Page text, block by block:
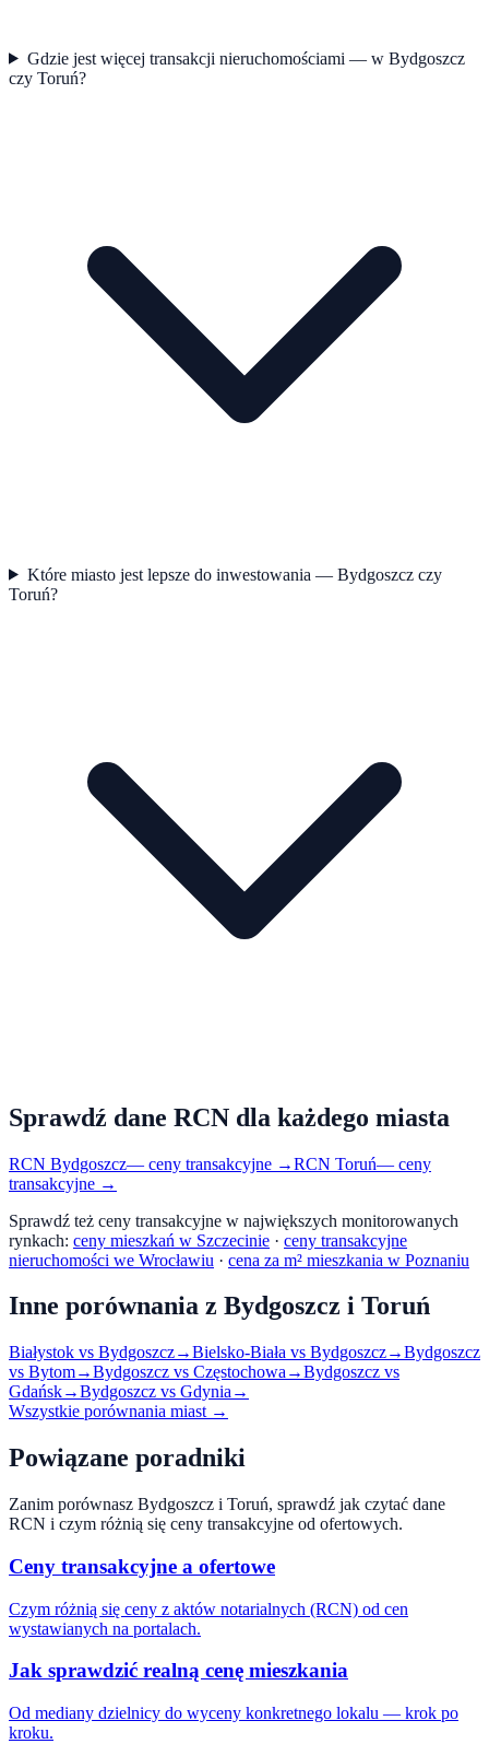
Gdzie jest więcej transakcji nieruchomościami — w Bydgoszcz
czy Toruń?
Które miasto jest lepsze do inwestowania — Bydgoszcz czy
Toruń?
Sprawdź dane RCN dla każdego miasta
RCN Bydgoszcz— ceny transakcyjne →RCN Toruń— ceny
transakcyjne →
Sprawdź też ceny transakcyjne w największych monitorowanych
rynkach: ceny mieszkań w Szczecinie · ceny transakcyjne
nieruchomości we Wrocławiu · cena za m² mieszkania w Poznaniu
Inne porównania z Bydgoszcz i Toruń
Białystok vs Bydgoszcz→Bielsko-Biała vs Bydgoszcz→Bydgoszcz
vs Bytom→Bydgoszcz vs Częstochowa →Bydgoszcz vs
Gdańsk→Bydgoszcz vs Gdynia →
Wszystkie porównania miast →
Powiązane poradniki
Zanim porównasz Bydgoszcz i Toruń, sprawdź jak czytać dane
RCN i czym różnią się ceny transakcyjne od ofertowych.
Ceny transakcyjne a ofertowe
Czym różnią się ceny z aktów notarialnych (RCN) od cen
wystawianych na portalach.
Jak sprawdzić realną cenę mieszkania
Od mediany dzielnicy do wyceny konkretnego lokalu — krok po
kroku.